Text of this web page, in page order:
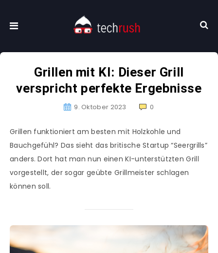
Grillen mit KI: Dieser Grill
verspricht perfekte Ergebnisse
9. Oktober 2023 0
Grillen funktioniert am besten mit Holzkohle und
Bauchgefühl? Das sieht das britische Startup “Seergrills”
anders. Dort hat man nun einen KI-unterstützten Grill
vorgestellt, der sogar geübte Grillmeister schlagen
können soll.